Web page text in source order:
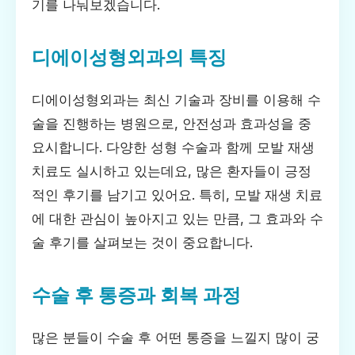
기를 나눠보겠습니다.
디에이성형외과의 특징
디에이성형외과는 최신 기술과 장비를 이용해 수
술을 진행하는 병원으로, 안전성과 효과성을 중
요시합니다. 다양한 성형 수술과 함께 모발 재생
치료도 실시하고 있는데요, 많은 환자들이 긍정
적인 후기를 남기고 있어요. 특히, 모발 재생 치료
에 대한 관심이 높아지고 있는 만큼, 그 효과와 수
술 후기를 살펴보는 것이 중요합니다.
수술 후 통증과 회복 과정
많은 분들이 수술 후 어떤 통증을 느낄지 많이 궁